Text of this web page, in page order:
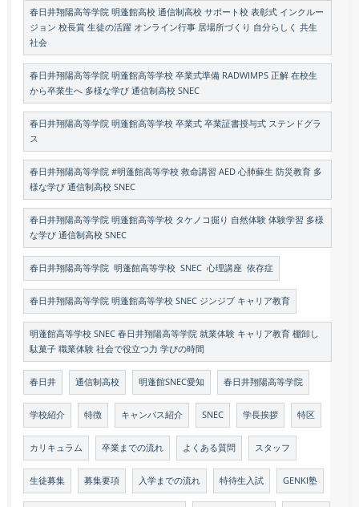
春日井翔陽高等学院 明蓬館高校 通信制高校 サポート校 表彰式 インクルー
ジョン 校長賞 生徒の活躍 オンライン行事 居場所づくり 自分らしく 共生
社会
春日井翔陽高等学院 明蓬館高等学校 卒業式準備 RADWIMPS 正解 在校生
から卒業生へ 多様な学び 通信制高校 SNEC
春日井翔陽高等学院 明蓬館高等学校 卒業式 卒業証書授与式 ステンドグラ
ス
春日井翔陽高等学院 #明蓬館高等学校 救命講習 AED 心肺蘇生 防災教育 多
様な学び 通信制高校 SNEC
春日井翔陽高等学院 明蓬館高等学校 タケノコ掘り 自然体験 体験学習 多様
な学び 通信制高校 SNEC
春日井翔陽高等学院 明蓬館高等学校 SNEC 心理講座 依存症
春日井翔陽高等学院 明蓬館高等学校 SNEC ジンジブ キャリア教育
明蓬館高等学校 SNEC 春日井翔陽高等学院 就業体験 キャリア教育 棚卸し
駄菓子 職業体験 社会で役立つ力 学びの時間
春日井 通信制高校 明蓬館SNEC愛知 春日井翔陽高等学院
学校紹介 特徴 キャンパス紹介 SNEC 学長挨拶 特区
カリキュラム 卒業までの流れ よくある質問 スタッフ
生徒募集 募集要項 入学までの流れ 特待生入試 GENKI塾